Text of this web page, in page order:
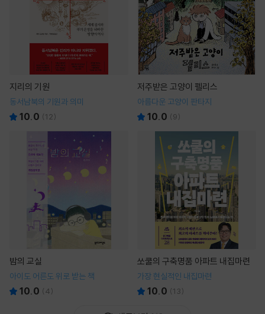
지리의 기원
동서남북의 기원과 의미
10.0 (12)
저주받은 고양이 펠리스
아름다운 고양이 판타지
10.0 (9)
밤의 교실
아이도 어른도 위로 받는 책
10.0 (4)
쏘쿨의 구축명품 아파트 내집마련
가장 현실적인 내집마련
10.0 (13)